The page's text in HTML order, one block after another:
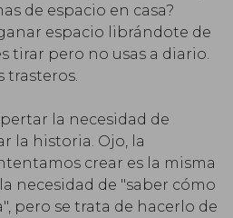
de espacio en casa?
espacio librándote de
tirar pero no usas a diario.
trasteros.
la necesidad de
la historia. Ojo, la
crear es la misma
necesidad de "saber cómo
pero se trata de hacerlo de